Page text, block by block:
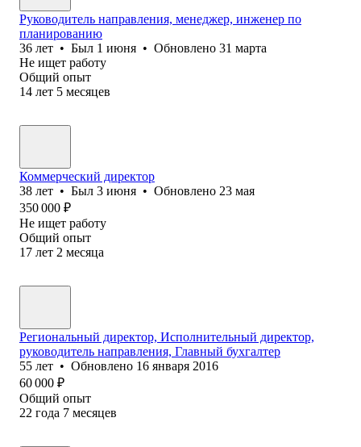
Руководитель направления, менеджер, инженер по
планированию
36 лет • Был 1 июня • Обновлено 31 марта
Не ищет работу
Общий опыт
14 лет 5 месяцев
Коммерческий директор
38 лет • Был 3 июня • Обновлено 23 мая
350 000 ₽
Не ищет работу
Общий опыт
17 лет 2 месяца
Региональный директор, Исполнительный директор,
руководитель направления, Главный бухгалтер
55 лет • Обновлено 16 января 2016
60 000 ₽
Общий опыт
22 года 7 месяцев